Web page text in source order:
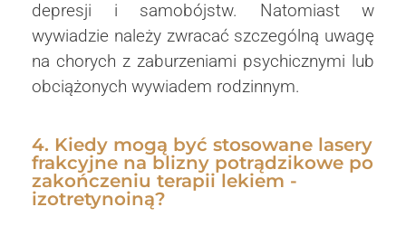
depresji i samobójstw. Natomiast w
wywiadzie należy zwracać szczególną uwagę
na chorych z zaburzeniami psychicznymi lub
obciążonych wywiadem rodzinnym.
4. Kiedy mogą być stosowane lasery
frakcyjne na blizny potrądzikowe po
zakończeniu terapii lekiem -
izotretynoiną?